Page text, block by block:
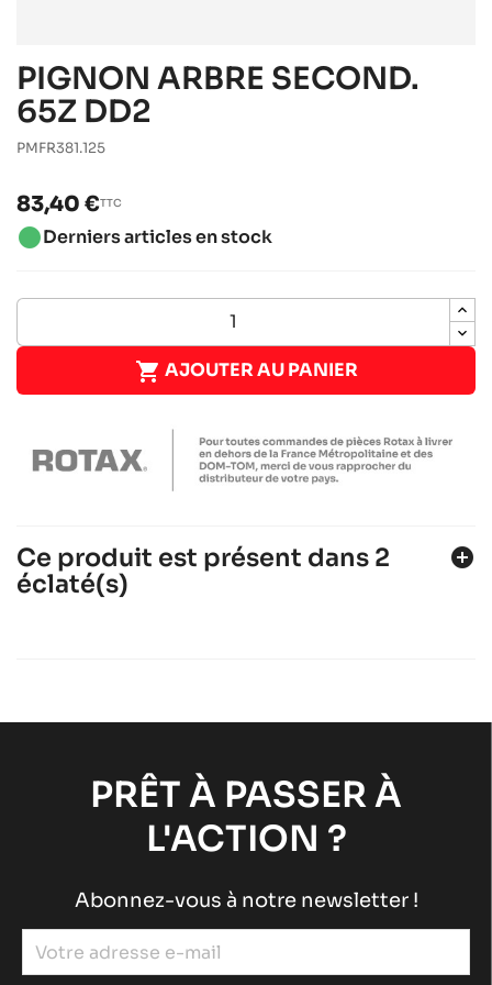
PIGNON ARBRE SECOND.
65Z DD2
PMFR381.125
83,40 €TTC
brightness_1Derniers articles en stock
 AJOUTER AU PANIER
Ce produit est présent dans 2
éclaté(s)
add_circle
PRÊT À PASSER À
L'ACTION ?
Abonnez-vous à notre newsletter !